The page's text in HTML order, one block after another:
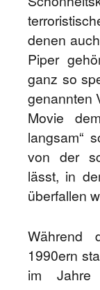
denen
Piper
ganz so
genannten
Movie
langsam“
von der
lässt, in
überfallen
Während
1990ern
im